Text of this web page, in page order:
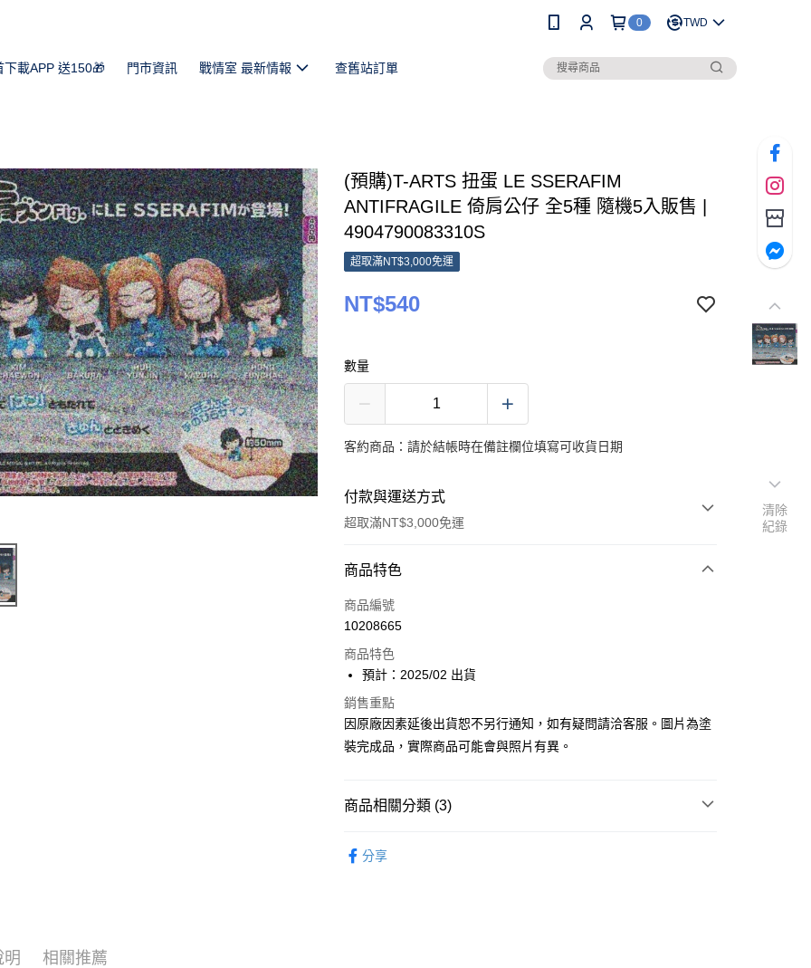
0 TWD
下載APP 送150🎁 門市資訊 戰情室 最新情報 查舊站訂單
(預購)T-ARTS 扭蛋 LE SSERAFIM
ANTIFRAGILE 倚肩公仔 全5種 隨機5入販售 |
4904790083310S
超取滿NT$3,000免運
NT$540
數量
客約商品：請於結帳時在備註欄位填寫可收貨日期
付款與運送方式
超取滿NT$3,000免運
付款方式
信用卡一次付款
Apple Pay
Google Pay
【大哥付你分期使用說明】
流程，驗證手機門號後，選擇欲分期的期數、繳款截止日，確認付款後即
商品特色
商品編號
10208665
商品特色
預計：2025/02 出貨
銷售重點
因原廠因素延後出貨恕不另行通知，如有疑問請洽客服。圖片為塗
裝完成品，實際商品可能會與照片有異。
商品相關分類 (3)
分享
明 相關推薦
清除
紀錄